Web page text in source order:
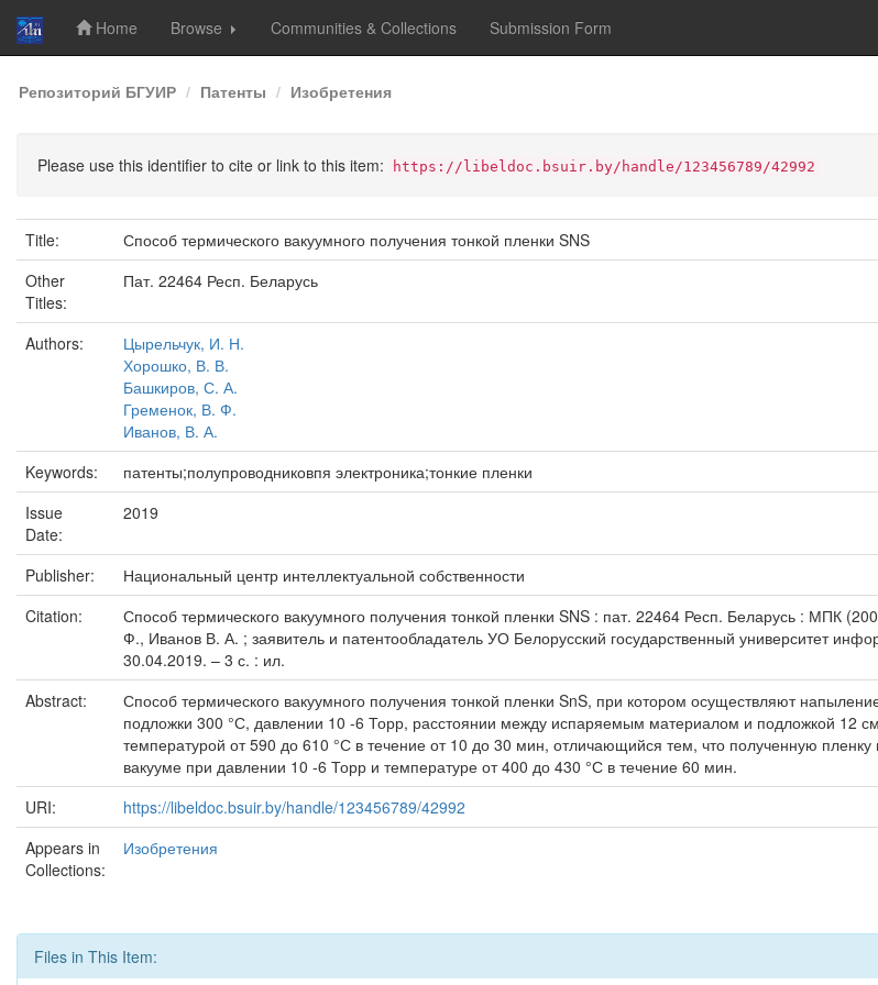
Skip
navigation
Home Browse Communities & Collections Submission Form
Репозиторий БГУИР Патенты Изобретения
Please use this identifier to cite or link to this item: https://libeldoc.bsuir.by/handle/123456789/42992
Title:
Способ термического вакуумного получения тонкой пленки SNS
Other
Titles:
Пат. 22464 Респ. Беларусь
Authors:
Цырельчук, И. Н.
Хорошко, В. В.
Башкиров, С. А.
Гременок, В. Ф.
Иванов, В. А.
Keywords:
патенты;полупроводниковпя электроника;тонкие пленки
Issue
Date:
2019
Publisher:
Национальный центр интеллектуальной собственности
Citation:
Способ термического вакуумного получения тонкой пленки SNS : пат. 22464 Респ. Беларусь : МПК
Ф., Иванов В. А. ; заявитель и патентообладатель УО Белорусский государственный университет
30.04.2019. – 3 с. : ил.
Abstract:
Способ термического вакуумного получения тонкой пленки SnS, при котором осуществляют
подложки 300 °С, давлении 10 -6 Торр, расстоянии между испаряемым материалом и подложкой 12
температурой от 590 до 610 °С в течение от 10 до 30 мин, отличающийся тем, что полученную
вакууме при давлении 10 -6 Торр и температуре от 400 до 430 °С в течение 60 мин.
URI:
https://libeldoc.bsuir.by/handle/123456789/42992
Appears in
Collections:
Изобретения
Files in This Item: